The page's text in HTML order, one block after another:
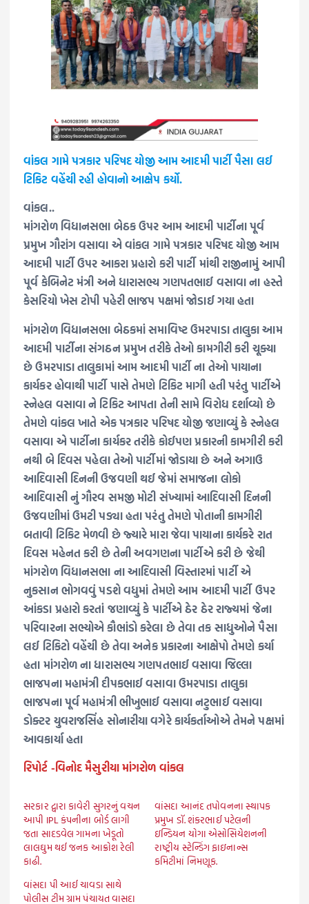
વાંકલ ગામે પત્રકાર પરિષદ યોજી આમ આદમી પાર્ટી પૈસા લઈ
ટિકિટ વહેંચી રહી હોવાનો આક્ષેપ કર્યો.
વાંકલ..
માંગરોળ વિધાનસભા બેઠક ઉપર આમ આદમી પાર્ટીના પૂર્વ
‌પ્રમુખ ગૌરાંગ વસાવા એ વાંકલ ગામે પત્રકાર પરિષદ યોજી આમ
આદમી પાર્ટી ઉપર આકરા પ્રહારો કરી પાર્ટી માંથી રાજીનામું આપી
પૂર્વ કેબિનેટ મંત્રી અને ધારાસભ્ય ગણપતભાઈ વસાવા ના હસ્તે
કેસરિયો ખેસ ટોપી પહેરી ભાજપ પક્ષમાં જોડાઈ ગયા હતા
માંગરોળ વિધાનસભા બેઠકમાં સમાવિષ્ટ ઉમરપાડા તાલુકા આમ
આદમી પાર્ટીના સંગઠન પ્રમુખ તરીકે તેઓ કામગીરી કરી ચૂક્યા
છે ઉમરપાડા તાલુકામાં આમ આદમી પાર્ટી ના તેઓ પાયાના
કાર્યકર હોવાથી પાર્ટી પાસે તેમણે ટિકિટ માગી હતી પરંતુ પાર્ટીએ
સ્નેહલ વસાવા ને ટિકિટ આપતા તેની સામે વિરોધ દર્શાવ્યો છે
તેમણે વાંકલ ખાતે એક પત્રકાર પરિષદ યોજી જણાવ્યું કે સ્નેહલ
વસાવા એ પાર્ટીના કાર્યકર તરીકે કોઈપણ પ્રકારની કામગીરી કરી
નથી બે દિવસ પહેલા તેઓ પાર્ટીમાં જોડાયા છે અને અગાઉ
આદિવાસી દિનની ઉજવણી થઈ જેમાં સમાજના લોકો
આદિવાસી નું ગૌરવ સમજી મોટી સંખ્યામાં આદિવાસી દિનની
ઉજવણીમાં ઉમટી પડ્યા હતા પરંતુ તેમણે પોતાની કામગીરી
બતાવી ટિકિટ મેળવી છે જ્યારે મારા જેવા પાયાના કાર્યકરે રાત
દિવસ મહેનત કરી છે તેની અવગણના પાર્ટીએ કરી છે જેથી
માંગરોળ વિધાનસભા ના આદિવાસી વિસ્તારમાં પાર્ટી એ
નુકસાન ભોગવવું પડશે વધુમાં તેમણે આમ આદમી પાર્ટી ઉપર
આંકડા પ્રહારો કરતાં જણાવ્યું કે પાર્ટીએ ઠેર ઠેર રાજ્યમાં જેના
પરિવારના સભ્યોએ કૌભાંડો કરેલા છે તેવા તક સાધુઓને પૈસા
લઈ ટિકિટો વહેંચી છે તેવા અનેક પ્રકારના આક્ષેપો તેમણે કર્યા
હતા માંગરોળ ના ધારાસભ્ય ગણપતભાઈ વસાવા જિલ્લા
ભાજપના મહામંત્રી દીપકભાઈ વસાવા ઉમરપાડા તાલુકા
ભાજપના પૂર્વ મહામંત્રી ભીખુભાઈ વસાવા નટુભાઈ વસાવા
ડોક્ટર યુવરાજસિંહ સોનારીયા વગેરે કાર્યકર્તાઓએ તેમને પક્ષમાં
આવકાર્યા હતા
રિપોર્ટ -વિનોદ મૈસુરીયા માંગરોળ વાંકલ
સરકાર દ્વારા કાવેરી સુગરનું વચન
આપી IPL કંપનીના બોર્ડ લાગી
જતા સાદડવેલ ગામના ખેડૂતો
લાલઘુમ થઈ જનક આક્રોશ રેલી
કાઢી.
વાંસદા આનંદ તપોવનના સ્થાપક
પ્રમુખ ડૉ. શંકરભાઈ પટેલની
ઇન્ડિયન યોગા એસોસિયેશનની
રાષ્ટ્રીય સ્ટેન્ડિંગ ફાઇનાન્સ
કમિટીમાં નિમણૂક.
વાંસદા પી આઈ ચાવડા સાથે
પોલીસ ટીમ ગ્રામ પંચાયત વાસદા